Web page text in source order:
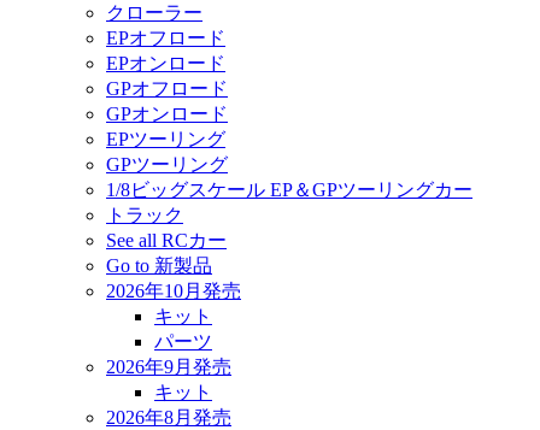
クローラー
EPオフロード
EPオンロード
GPオフロード
GPオンロード
EPツーリング
GPツーリング
1/8ビッグスケール EP＆GPツーリングカー
トラック
See all RCカー
Go to 新製品
2026年10月発売
キット
パーツ
2026年9月発売
キット
2026年8月発売